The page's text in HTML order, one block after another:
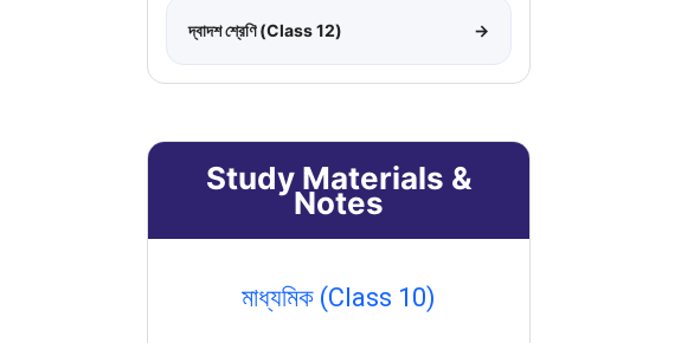
দ্বাদশ শ্রেণি (Class 12) →
Study Materials &
Notes
মাধ্যমিক (Class 10)